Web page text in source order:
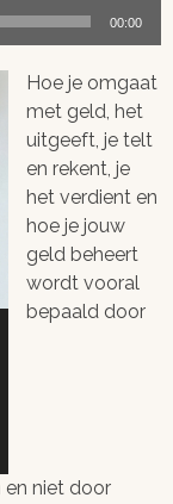
00:00
Hoe je omgaat
met geld, het
uitgeeft, je telt
en rekent, je
het verdient en
hoe je jouw
geld beheert
wordt vooral
bepaald door
niet door